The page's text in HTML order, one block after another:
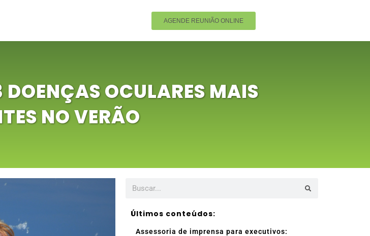
AGENDE REUNIÃO ONLINE
OCULARES MAIS
NO VERÃO
Últimos conteúdos:
Assessoria de imprensa para executivos: